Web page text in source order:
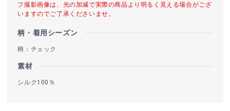
フ撮影画像は、光の加減で実際の商品より明るく見える場合がござ
いますのでご了承くださいませ。
柄・着用シーズン
柄：チェック
素材
シルク100％